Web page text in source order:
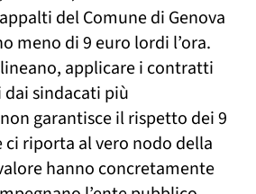
del Comune di Genova
meno di 9 euro lordi l’ora.
applicare i contratti
sindacati più
garantisce il rispetto dei 9
ci riporta al vero nodo della
hanno concretamente